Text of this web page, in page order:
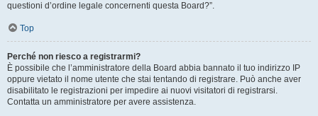
questioni d’ordine legale concernenti questa Board?”.
Top
Perché non riesco a registrarmi?
È possibile che l’amministratore della Board abbia bannato il tuo indirizzo IP
oppure vietato il nome utente che stai tentando di registrare. Può anche aver
disabilitato le registrazioni per impedire ai nuovi visitatori di registrarsi.
Contatta un amministratore per avere assistenza.